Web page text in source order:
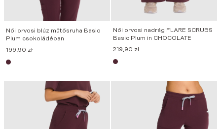
Női orvosi blúz műtősruha Basic
Plum csokoládéban
199,90 zł
Női orvosi nadrág FLARE SCRUBS
Basic Plum in CHOCOLATE
219,90 zł